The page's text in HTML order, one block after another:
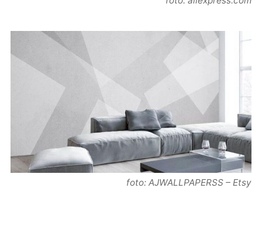
foto: AJWALLPAPERSS – Etsy